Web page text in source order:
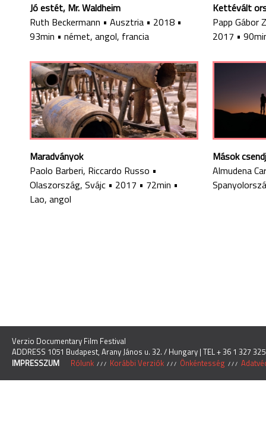
Jó estét, Mr. Waldheim
Ruth Beckermann • Ausztria • 2018 •
93min • német, angol, francia
Kettévált
Papp Gábor
2017 •
Maradványok
Paolo Barberi, Riccardo Russo •
Olaszország, Svájc • 2017 • 72min •
Lao, angol
Mások
Almudena
Verzio Documentary Film Festival
ADDRESS 1051 Budapest, Arany János u. 32. / Hungary | TEL + 36 1 327
IMPRESSZUM
Rólunk Korábbi Verziók Önkéntesség